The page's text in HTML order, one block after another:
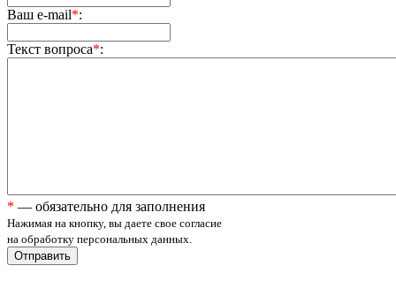
Ваш e-mail*:
Текст вопроса*:
* — обязательно для заполнения
Нажимая на кнопку, вы даете свое согласие
на обработку персональных данных.